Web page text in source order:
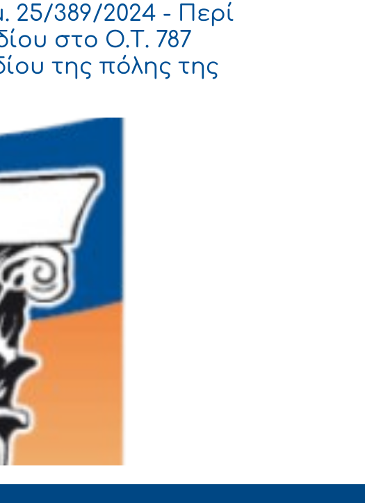
25/389/2024 - Περί
στο Ο.Τ. 787
της πόλης της